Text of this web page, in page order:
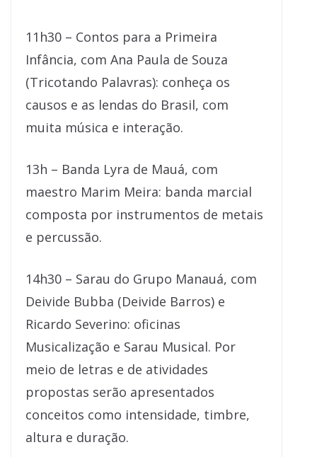
11h30 – Contos para a Primeira
Infância, com Ana Paula de Souza
(Tricotando Palavras): conheça os
causos e as lendas do Brasil, com
muita música e interação.
13h – Banda Lyra de Mauá, com
maestro Marim Meira: banda marcial
composta por instrumentos de metais
e percussão.
14h30 – Sarau do Grupo Manauá, com
Deivide Bubba (Deivide Barros) e
Ricardo Severino: oficinas
Musicalização e Sarau Musical. Por
meio de letras e de atividades
propostas serão apresentados
conceitos como intensidade, timbre,
altura e duração.